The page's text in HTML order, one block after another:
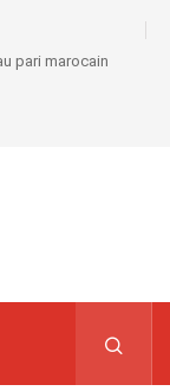
pari marocain